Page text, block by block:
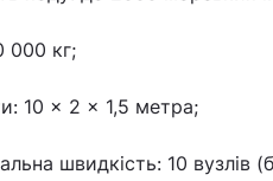
000 кг;
10 × 2 × 1,5 метра;
швидкість: 10 вузлів